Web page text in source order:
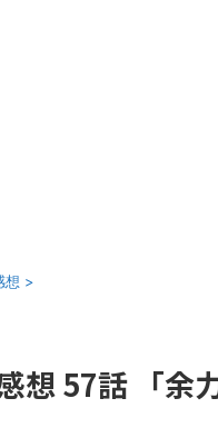
想 >
想 57話 「余